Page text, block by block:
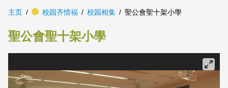
主页 校园齐惜福 校园相集 聖公會聖十架小學
聖公會聖十架小學